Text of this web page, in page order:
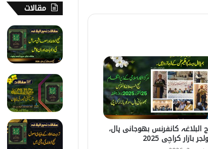
البلاغہ کانفرنس بھوجانی ہال،
بازار کراچی 2025
مقالات